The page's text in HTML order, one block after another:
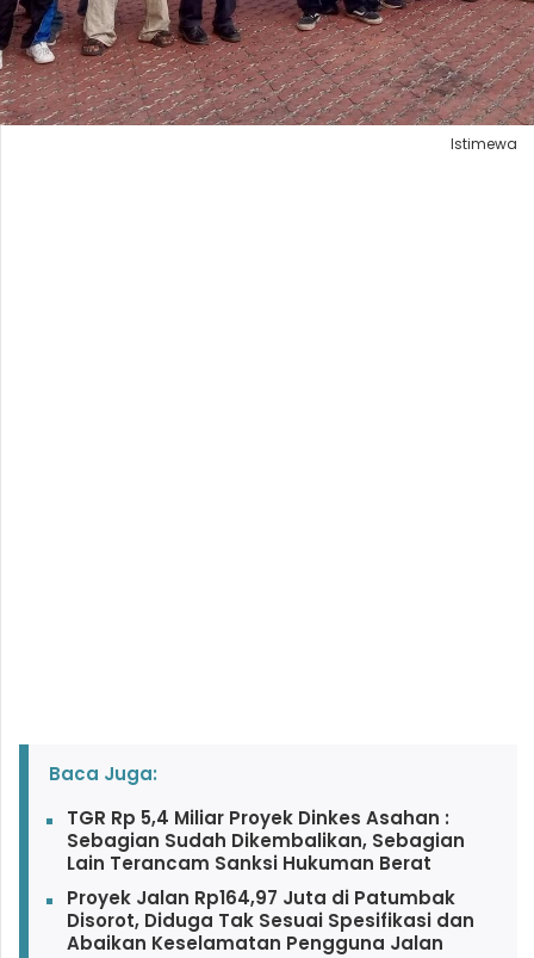
Istimewa
Baca Juga:
TGR Rp 5,4 Miliar Proyek Dinkes Asahan :
Sebagian Sudah Dikembalikan, Sebagian
Lain Terancam Sanksi Hukuman Berat
Proyek Jalan Rp164,97 Juta di Patumbak
Disorot, Diduga Tak Sesuai Spesifikasi dan
Abaikan Keselamatan Pengguna Jalan